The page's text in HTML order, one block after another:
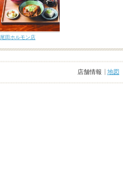
尾田ホルモン店
店舗情報 地図